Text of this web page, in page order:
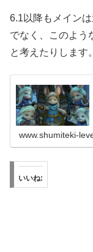
6.1以降もメイン
でなく、このよう
と考えたりします。
www.shumiteki-
いいね: